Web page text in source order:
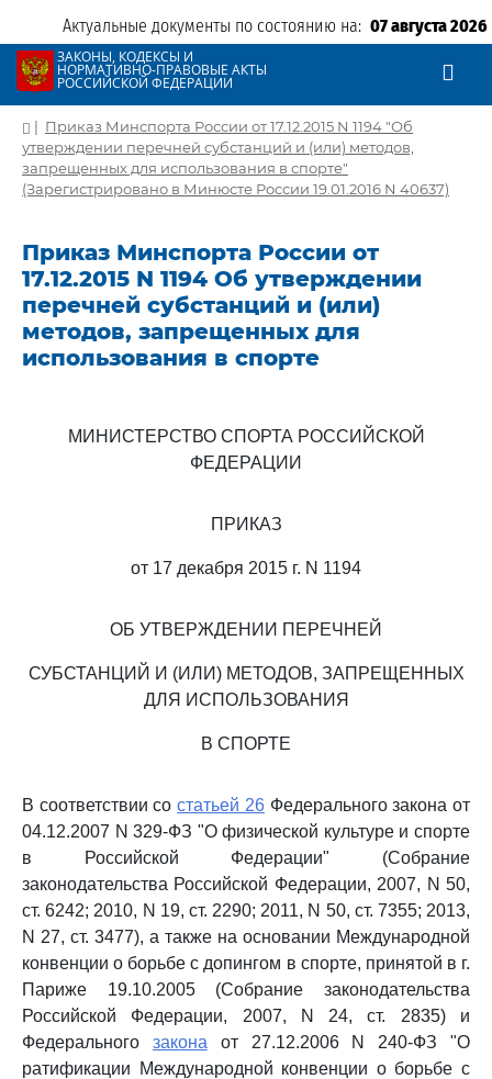
Актуальные документы по состоянию на: 07 августа 2026
ЗАКОНЫ, КОДЕКСЫ И
НОРМАТИВНО-ПРАВОВЫЕ АКТЫ
РОССИЙСКОЙ ФЕДЕРАЦИИ
| Приказ Минспорта России от 17.12.2015 N 1194 "Об
утверждении перечней субстанций и (или) методов,
запрещенных для использования в спорте"
(Зарегистрировано в Минюсте России 19.01.2016 N 40637)
Приказ Минспорта России от
17.12.2015 N 1194 Об утверждении
перечней субстанций и (или)
методов, запрещенных для
использования в спорте
МИНИСТЕРСТВО СПОРТА РОССИЙСКОЙ
ФЕДЕРАЦИИ
ПРИКАЗ
от 17 декабря 2015 г. N 1194
ОБ УТВЕРЖДЕНИИ ПЕРЕЧНЕЙ
СУБСТАНЦИЙ И (ИЛИ) МЕТОДОВ, ЗАПРЕЩЕННЫХ
ДЛЯ ИСПОЛЬЗОВАНИЯ
В СПОРТЕ
В соответствии состатьей 26Федерального закона от
04.12.2007 N 329-ФЗ "О физической культуре и спорте
в Российской Федерации" (Собрание
законодательства Российской Федерации, 2007, N 50,
ст. 6242; 2010, N 19, ст. 2290; 2011, N 50, ст. 7355; 2013,
N 27, ст. 3477), а также на основании Международной
конвенции о борьбе с допингом в спорте, принятой в г.
Париже 19.10.2005 (Собрание законодательства
Российской Федерации, 2007, N 24, ст. 2835) и
Федерального закона от 27.12.2006 N 240-ФЗ "О
ратификации Международной конвенции о борьбе с